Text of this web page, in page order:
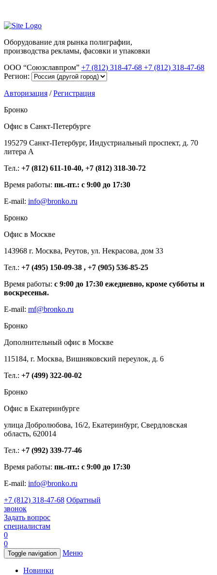
Оборудование для рынка полиграфии,
производства рекламы, фасовки и упаковки
ООО “Союзславпром” +7 (812) 318-47-68 +7 (812) 318-47-68
Регион:
Авторизация /Регистрация
Бронко
Офис в Санкт-Петербурге
195279 Санкт-Петербург, Индустриальный проспект, д. 70
литера А
Тел.: +7 (812) 611-10-40, +7 (812) 318-30-72
Время работы: пн.-пт.: с 9:00 до 17:30
E-mail: info@bronko.ru
Бронко
Офис в Москве
143968 г. Москва, Реутов, ул. Некрасова, дом 33
Тел.: +7 (495) 150-09-38 , +7 (905) 536-85-25
Время работы: с 9:00 до 17:30 ежедневно, кроме субботы и
воскресенья.
E-mail: mf@bronko.ru
Бронко
Дополнительный офис в Москве
115184, г. Москва, Вишняковский переулок, д. 6
Тел.: +7 (499) 322-00-02
Бронко
Офис в Екатеринбурге
улица Добролюбова, 16/2, Екатеринбург, Свердловская
область, 620014
Тел.: +7 (992) 339-77-46
Время работы: пн.-пт.: с 9:00 до 17:30
E-mail: info@bronko.ru
+7 (812) 318-47-68 Обратный
звонок
Задать вопрос
специалистам
0
0
Toggle navigation Меню
Новинки